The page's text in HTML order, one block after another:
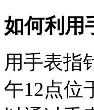
如何利用
用手表指
午12点位